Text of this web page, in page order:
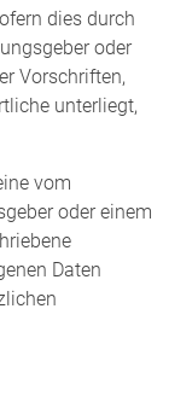
dies durch
oder
Vorschriften,
unterliegt,
vom
oder einem
Daten